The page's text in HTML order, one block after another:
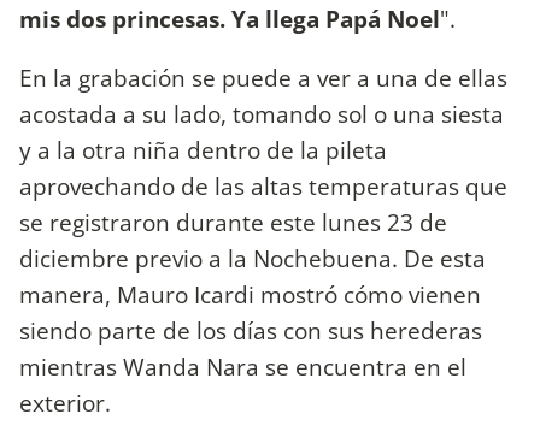
mis dos princesas. Ya llega Papá Noel".
En la grabación se puede a ver a una de ellas
acostada a su lado, tomando sol o una siesta
y a la otra niña dentro de la pileta
aprovechando de las altas temperaturas que
se registraron durante este lunes 23 de
diciembre previo a la Nochebuena. De esta
manera, Mauro Icardi mostró cómo vienen
siendo parte de los días con sus herederas
mientras Wanda Nara se encuentra en el
exterior.